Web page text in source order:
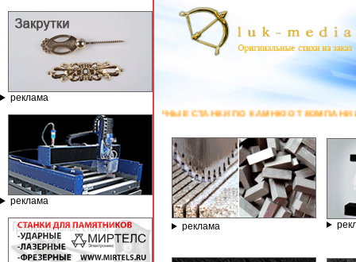
реклама
реклама
СТАНКИ ПО КАМНЮ ОТ КОМПАНИИ ГРАВЁР - ТЕЛЕФОН
реклама